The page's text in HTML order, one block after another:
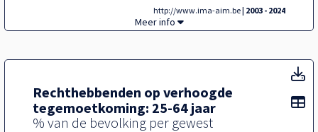
http://www.ima-aim.be| 2003 - 2024
Tegel,
Meer info
Rechthebbenden op verhoogde
tegemoetkoming: 25-64 jaar
% van de bevolking per gewest